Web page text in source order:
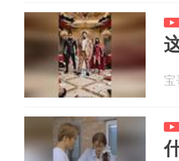
宝